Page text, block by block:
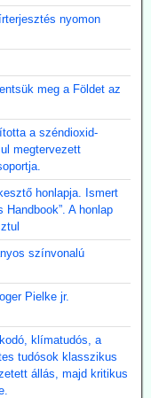
nyomon
meg a Földet az
a széndioxid-
megtervezett
honlapja. Ismert
Handbook”. A honlap
színvonalú
Pielke jr.
klímatudós, a
tudósok klasszikus
állás, majd kritikus